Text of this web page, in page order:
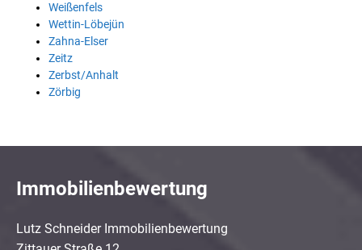
Weißenfels
Wettin-Löbejün
Zahna-Elser
Zeitz
Zerbst/Anhalt
Zörbig
Immobilienbewertung
Lutz Schneider Immobilienbewertung